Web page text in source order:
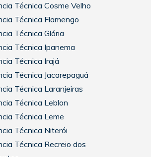
Técnica Cosme Velho
Técnica Flamengo
Técnica Glória
Técnica Ipanema
Técnica Irajá
Técnica Jacarepaguá
Técnica Laranjeiras
Técnica Leblon
Técnica Leme
Técnica Niterói
Técnica Recreio dos